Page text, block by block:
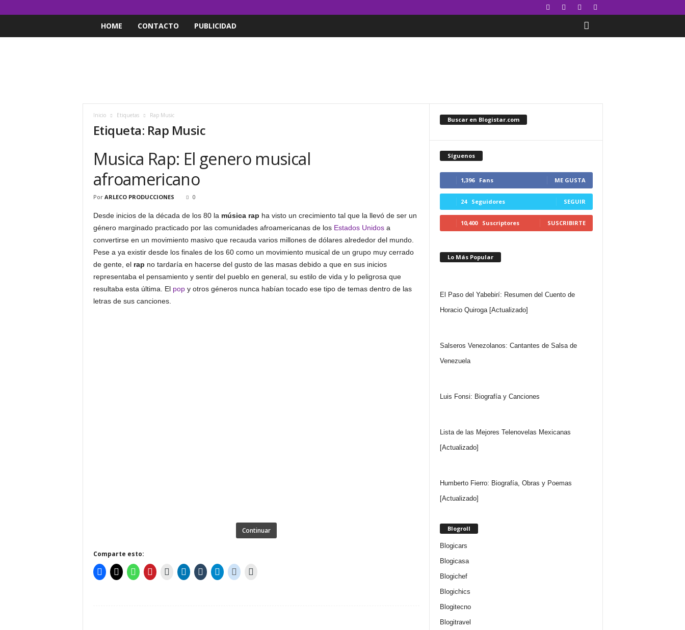
HOME CONTACTO PUBLICIDAD
Inicio Etiquetas Rap Music
Etiqueta: Rap Music
Musica Rap: El genero musical
afroamericano
Por ARLECO PRODUCCIONES 0
Desde inicios de la década de los 80 la música rap ha visto un crecimiento tal que la llevó de ser un
género marginado practicado por las comunidades afroamericanas de los Estados Unidosa
convertirse en un movimiento masivo que recauda varios millones de dólares alrededor del mundo.
Pese a ya existir desde los finales de los 60 como un movimiento musical de un grupo muy cerrado
de gente, el rap no tardaría en hacerse del gusto de las masas debido a que en sus inicios
representaba el pensamiento y sentir del pueblo en general, su estilo de vida y lo peligrosa que
resultaba esta última. El popy otros géneros nunca habían tocado ese tipo de temas dentro de las
letras de sus canciones.
Continuar
Comparte esto:
Buscar en Blogistar.com
Síguenos
1,396 Fans ME GUSTA
24 Seguidores SEGUIR
10,400 Suscriptores SUSCRIBIRTE
Lo Más Popular
El Paso del Yabebirí: Resumen del Cuento de
Horacio Quiroga [Actualizado]
Salseros Venezolanos: Cantantes de Salsa de
Venezuela
Luis Fonsi: Biografía y Canciones
Lista de las Mejores Telenovelas Mexicanas
[Actualizado]
Humberto Fierro: Biografía, Obras y Poemas
[Actualizado]
Blogroll
Blogicars
Blogicasa
Blogichef
Blogichics
Blogitecno
Blogitravel